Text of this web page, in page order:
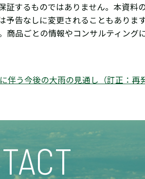
するものではありません。本資料
告なしに変更されることもありま
品ごとの情報やコンサルティング
伴う今後の大雨の見通し（訂正：再